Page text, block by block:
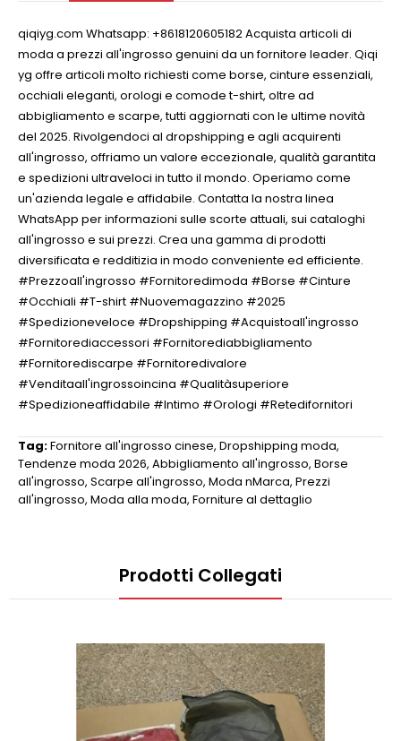
qiqiyg.com Whatsapp: +8618120605182 Acquista articoli di
moda a prezzi all'ingrosso genuini da un fornitore leader. Qiqi
yg offre articoli molto richiesti come borse, cinture essenziali,
occhiali eleganti, orologi e comode t-shirt, oltre ad
abbigliamento e scarpe, tutti aggiornati con le ultime novità
del 2025. Rivolgendoci al dropshipping e agli acquirenti
all'ingrosso, offriamo un valore eccezionale, qualità garantita
e spedizioni ultraveloci in tutto il mondo. Operiamo come
un'azienda legale e affidabile. Contatta la nostra linea
WhatsApp per informazioni sulle scorte attuali, sui cataloghi
all'ingrosso e sui prezzi. Crea una gamma di prodotti
diversificata e redditizia in modo conveniente ed efficiente.
#Prezzoall'ingrosso #Fornitoredimoda #Borse #Cinture
#Occhiali #T-shirt #Nuovemagazzino #2025
#Spedizioneveloce #Dropshipping #Acquistoall'ingrosso
#Fornitorediaccessori #Fornitorediabbigliamento
#Fornitorediscarpe #Fornitoredivalore
#Venditaall'ingrossoincina #Qualitàsuperiore
#Spedizioneaffidabile #Intimo #Orologi #Retedifornitori
Tag:Fornitore all'ingrosso cinese, Dropshipping moda,
Tendenze moda 2026, Abbigliamento all'ingrosso, Borse
all'ingrosso, Scarpe all'ingrosso, Moda nMarca, Prezzi
all'ingrosso, Moda alla moda, Forniture al dettaglio
Prodotti Collegati